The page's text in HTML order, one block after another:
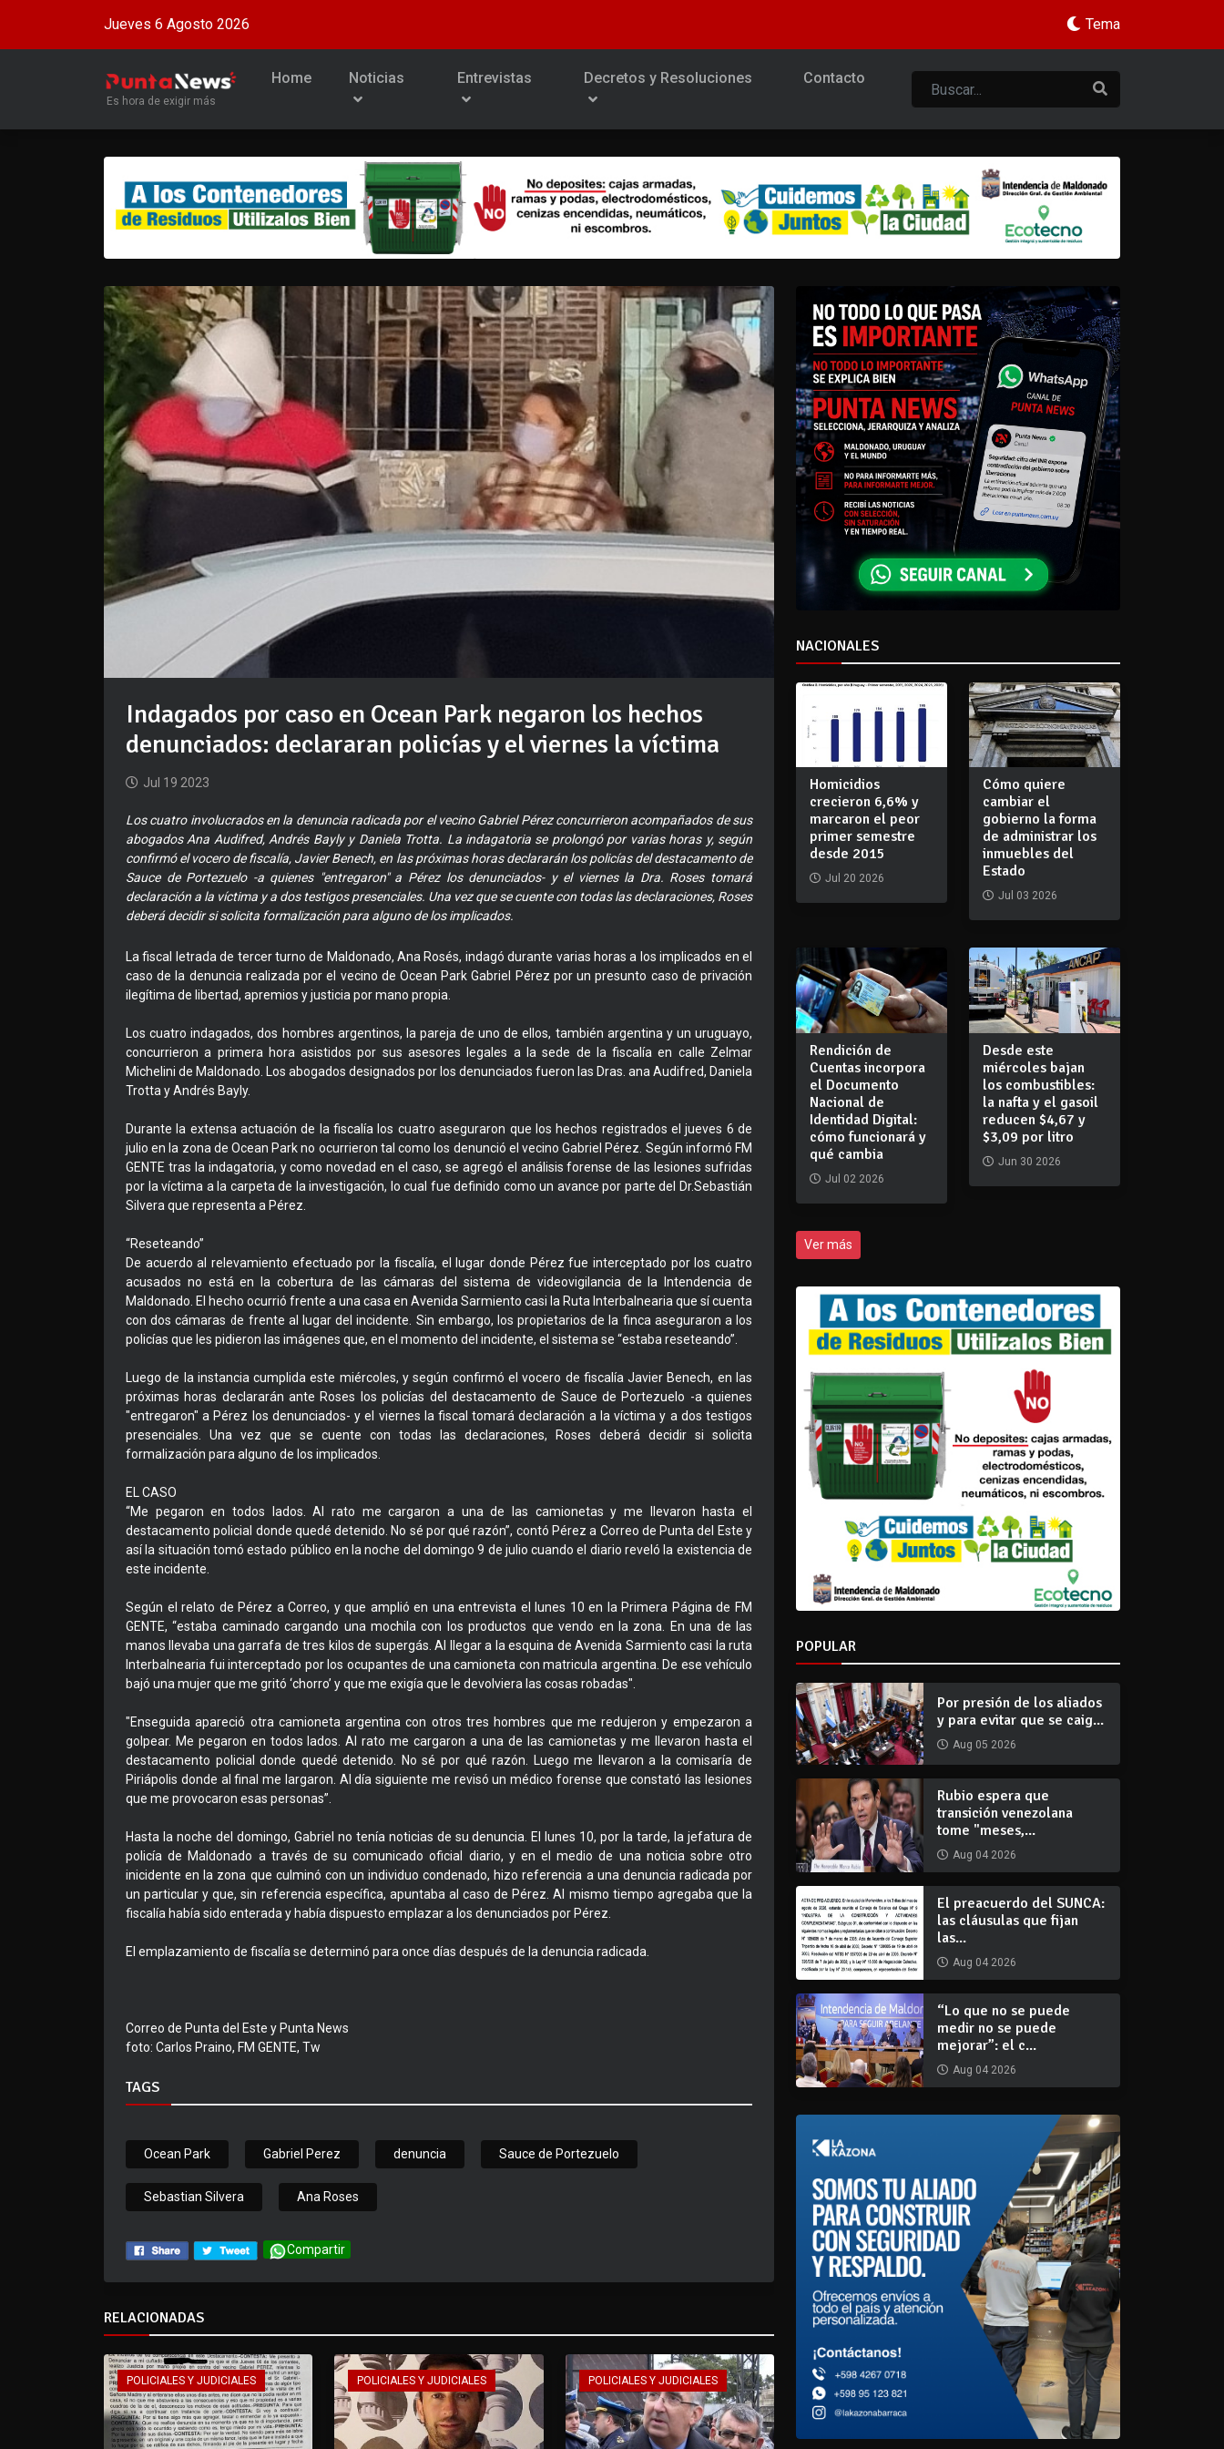
Jueves 6 Agosto 2026 Tema
Es hora de exigir más
Home Noticias Entrevistas Decretos y Resoluciones Contacto
Indagados por caso en Ocean Park negaron los hechos
denunciados: declararan policías y el viernes la víctima
Jul 19 2023
Los cuatro involucrados en la denuncia radicada por el vecino Gabriel Pérez concurrieron acompañados de sus
abogados Ana Audifred, Andrés Bayly y Daniela Trotta. La indagatoria se prolongó por varias horas y, según
confirmó el vocero de fiscalía, Javier Benech, en las próximas horas declararán los policías del destacamento de
Sauce de Portezuelo -a quienes "entregaron" a Pérez los denunciados- y el viernes la Dra. Roses tomará
declaración a la víctima y a dos testigos presenciales. Una vez que se cuente con todas las declaraciones, Roses
deberá decidir si solicita formalización para alguno de los implicados.
La fiscal letrada de tercer turno de Maldonado, Ana Rosés, indagó durante varias horas a los implicados en el
caso de la denuncia realizada por el vecino de Ocean Park Gabriel Pérez por un presunto caso de privación
ilegítima de libertad, apremios y justicia por mano propia.
Los cuatro indagados, dos hombres argentinos, la pareja de uno de ellos, también argentina y un uruguayo,
concurrieron a primera hora asistidos por sus asesores legales a la sede de la fiscalía en calle Zelmar
Michelini de Maldonado. Los abogados designados por los denunciados fueron las Dras. ana Audifred, Daniela
Trotta y Andrés Bayly.
Durante la extensa actuación de la fiscalía los cuatro aseguraron que los hechos registrados el jueves 6 de
julio en la zona de Ocean Park no ocurrieron tal como los denunció el vecino Gabriel Pérez. Según informó FM
GENTE tras la indagatoria, y como novedad en el caso, se agregó el análisis forense de las lesiones sufridas
por la víctima a la carpeta de la investigación, lo cual fue definido como un avance por parte del Dr.Sebastián
Silvera que representa a Pérez.
“Reseteando”
De acuerdo al relevamiento efectuado por la fiscalía, el lugar donde Pérez fue interceptado por los cuatro
acusados no está en la cobertura de las cámaras del sistema de videovigilancia de la Intendencia de
Maldonado. El hecho ocurrió frente a una casa en Avenida Sarmiento casi la Ruta Interbalnearia que sí cuenta
con dos cámaras de frente al lugar del incidente. Sin embargo, los propietarios de la finca aseguraron a los
policías que les pidieron las imágenes que, en el momento del incidente, el sistema se “estaba reseteando”.
Luego de la instancia cumplida este miércoles, y según confirmó el vocero de fiscalía Javier Benech, en las
próximas horas declararán ante Roses los policías del destacamento de Sauce de Portezuelo -a quienes
"entregaron" a Pérez los denunciados- y el viernes la fiscal tomará declaración a la víctima y a dos testigos
presenciales. Una vez que se cuente con todas las declaraciones, Roses deberá decidir si solicita
formalización para alguno de los implicados.
EL CASO
“Me pegaron en todos lados. Al rato me cargaron a una de las camionetas y me llevaron hasta el
destacamento policial donde quedé detenido. No sé por qué razón”, contó Pérez a Correo de Punta del Este y
así la situación tomó estado público en la noche del domingo 9 de julio cuando el diario reveló la existencia de
este incidente.
Según el relato de Pérez a Correo, y que amplió en una entrevista el lunes 10 en la Primera Página de FM
GENTE, “estaba caminado cargando una mochila con los productos que vendo en la zona. En una de las
manos llevaba una garrafa de tres kilos de supergás. Al llegar a la esquina de Avenida Sarmiento casi la ruta
Interbalnearia fui interceptado por los ocupantes de una camioneta con matricula argentina. De ese vehículo
bajó una mujer que me gritó ‘chorro’ y que me exigía que le devolviera las cosas robadas".
"Enseguida apareció otra camioneta argentina con otros tres hombres que me redujeron y empezaron a
golpear. Me pegaron en todos lados. Al rato me cargaron a una de las camionetas y me llevaron hasta el
destacamento policial donde quedé detenido. No sé por qué razón. Luego me llevaron a la comisaría de
Piriápolis donde al final me largaron. Al día siguiente me revisó un médico forense que constató las lesiones
que me provocaron esas personas”.
Hasta la noche del domingo, Gabriel no tenía noticias de su denuncia. El lunes 10, por la tarde, la jefatura de
policía de Maldonado a través de su comunicado oficial diario, y en el medio de una noticia sobre otro
inicidente en la zona que culminó con un individuo condenado, hizo referencia a una denuncia radicada por
un particular y que, sin referencia específica, apuntaba al caso de Pérez. Al mismo tiempo agregaba que la
fiscalía había sido enterada y había dispuesto emplazar a los denunciados por Pérez.
El emplazamiento de fiscalía se determinó para once días después de la denuncia radicada.
Correo de Punta del Este y Punta News
foto: Carlos Praino, FM GENTE, Tw
TAGS
Ocean Park Gabriel Perez denuncia Sauce de Portezuelo
Sebastian Silvera Ana Roses
Compartir
RELACIONADAS
POLICIALES Y JUDICIALES POLICIALES Y JUDICIALES POLICIALES Y JUDICIALES
NACIONALES
Homicidios
crecieron 6,6% y
marcaron el peor
primer semestre
desde 2015
Jul 20 2026
Cómo quiere
cambiar el
gobierno la forma
de administrar los
inmuebles del
Estado
Jul 03 2026
Rendición de
Cuentas incorpora
el Documento
Nacional de
Identidad Digital:
cómo funcionará y
qué cambia
Jul 02 2026
Desde este
miércoles bajan
los combustibles:
la nafta y el gasoil
reducen $4,67 y
$3,09 por litro
Jun 30 2026
Ver más
POPULAR
Por presión de los aliados
y para evitar que se caig...
Aug 05 2026
Rubio espera que
transición venezolana
tome "meses,...
Aug 04 2026
El preacuerdo del SUNCA:
las cláusulas que fijan
las...
Aug 04 2026
“Lo que no se puede
medir no se puede
mejorar”: el c...
Aug 04 2026